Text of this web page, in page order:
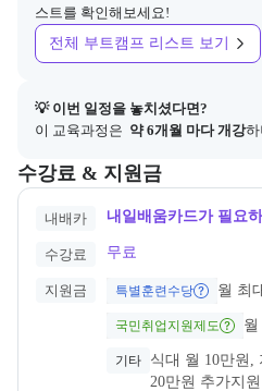
스트를 확인해보세요!
전체 부트캠프 리스트 보기
💡 이번 일정을 놓치셨다면?
이 교육과정은 약 6개월 마다 개강
수강료 & 지원금
교육과정의 비용 및 결제 관련 정보
내배카 내일배움카드가 필요
수강료 무료
지원금 특별훈련수당 월 최
국민취업지원제도 월
기타
식대 월 10만원,
20만원 추가지원